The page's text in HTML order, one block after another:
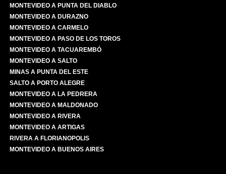
MONTEVIDEO A PUNTA DEL DIABLO
MONTEVIDEO A DURAZNO
MONTEVIDEO A CARMELO
MONTEVIDEO A PASO DE LOS TOROS
MONTEVIDEO A TACUAREMBÓ
MONTEVIDEO A SALTO
MINAS A PUNTA DEL ESTE
SALTO A PORTO ALEGRE
MONTEVIDEO A LA PEDRERA
MONTEVIDEO A MALDONADO
MONTEVIDEO A RIVERA
MONTEVIDEO A ARTIGAS
RIVERA A FLORIANOPOLIS
MONTEVIDEO A BUENOS AIRES